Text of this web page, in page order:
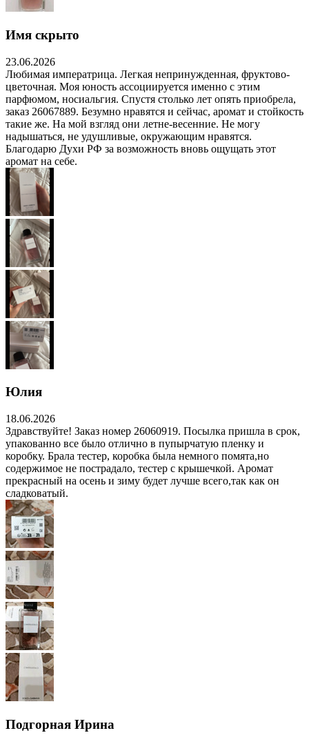
Имя скрыто
23.06.2026
Любимая императрица. Легкая непринужденная, фруктово-
цветочная. Моя юность ассоциируется именно с этим
парфюмом, носиальгия. Спустя столько лет опять приобрела,
заказ 26067889. Безумно нравятся и сейчас, аромат и стойкость
такие же. На мой взгляд они летне-весенние. Не могу
надышаться, не удушливые, окружающим нравятся.
Благодарю Духи РФ за возможность вновь ощущать этот
аромат на себе.
Юлия
18.06.2026
Здравствуйте! Заказ номер 26060919. Посылка пришла в срок,
упакованно все было отлично в пупырчатую пленку и
коробку. Брала тестер, коробка была немного помята,но
содержимое не пострадало, тестер с крышечкой. Аромат
прекрасный на осень и зиму будет лучше всего,так как он
сладковатый.
Подгорная Ирина